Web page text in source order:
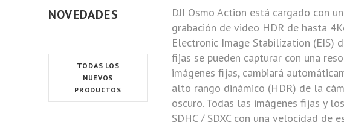
DJI Osmo Action está cargado con
grabación de video HDR de hasta 4K
Electronic Image Stabilization (EIS)
fijas se pueden capturar con una
imágenes fijas, cambiará
alto rango dinámico (HDR) de la
oscuro. Todas las imágenes fijas y
SDHC / SDXC con una velocidad de
NOVEDADES
TODAS LOS
NUEVOS
PRODUCTOS